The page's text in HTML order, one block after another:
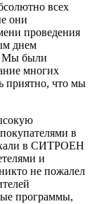
всех
они
проведения
днем
Мы были
многих
приятно, что мы
в
в СИТРОЕН
и
не пожалел
программы,